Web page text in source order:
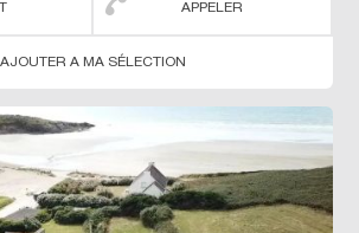
APPELER
AJOUTER A MA SÉLECTION